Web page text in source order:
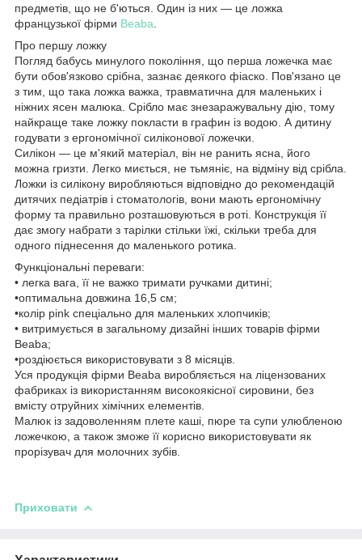
предметів, що не б'ються. Один із них — це ложка
французької фірми Beaba
Про першу ложку
Погляд бабусь минулого покоління, що перша ложечка має
бути обов'язково срібна, зазнає деякого фіаско. Пов'язано це
з тим, що така ложка важка, травматична для маленьких і
ніжних ясен малюка. Срібло має знезаражувальну дію, тому
найкраще таке ложку покласти в графин із водою. А дитину
годувати з ергономічної силіконової ложечки.
Силікон — це м'який матеріал, він не ранить ясна, його
можна гризти. Легко миється, не тьмяніє, на відміну від срібла.
Ложки із силікону виробляються відповідно до рекомендацій
дитячих педіатрів і стоматологів, вони мають ергономічну
форму та правильно розташовуються в роті. Конструкція її
дає змогу набрати з тарілки стільки їжі, скільки треба для
одного піднесення до маленького ротика.
Функціональні переваги:
• легка вага, її не важко тримати ручками дитині;
•оптимальна довжина 16,5 см;
•колір pink спеціально для маленьких хлопчиків;
• витримується в загальному дизайні інших товарів фірми
Beaba;
•роздіюється використовувати з 8 місяців.
Уся продукція фірми Beaba виробляється на ліцензованих
фабриках із використанням високоякісної сировини, без
вмісту отруйних хімічних елементів.
Малюк із задоволенням плете каші, пюре та супи улюбленою
ложечкою, а також зможе її корисно використовувати як
прорізувач для молочних зубів.
Приховати